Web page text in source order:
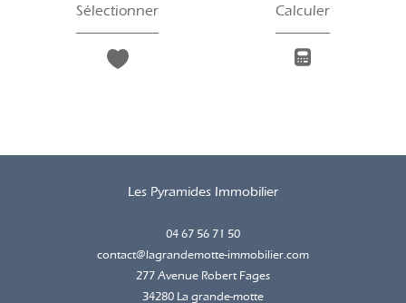
Sélectionner Calculer
Les Pyramides Immobilier
04 67 56 71 50
contact@lagrandemotte-immobilier.com
277 Avenue Robert Fages
34280 la grande-motte